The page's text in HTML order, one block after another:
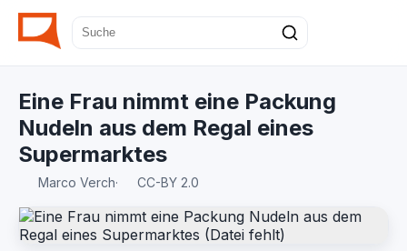
Eine Frau nimmt eine Packung
Nudeln aus dem Regal eines
Supermarktes
Marco Verch· CC-BY 2.0